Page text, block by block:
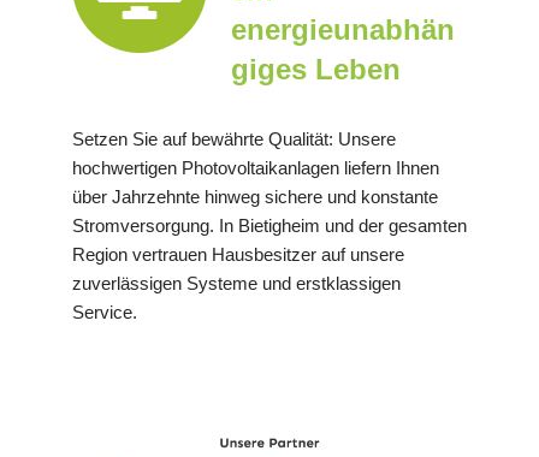
energieunabhän
giges Leben
Setzen Sie auf bewährte Qualität: Unsere
hochwertigen Photovoltaikanlagen liefern Ihnen
über Jahrzehnte hinweg sichere und konstante
Stromversorgung. In Bietigheim und der gesamten
Region vertrauen Hausbesitzer auf unsere
zuverlässigen Systeme und erstklassigen
Service.